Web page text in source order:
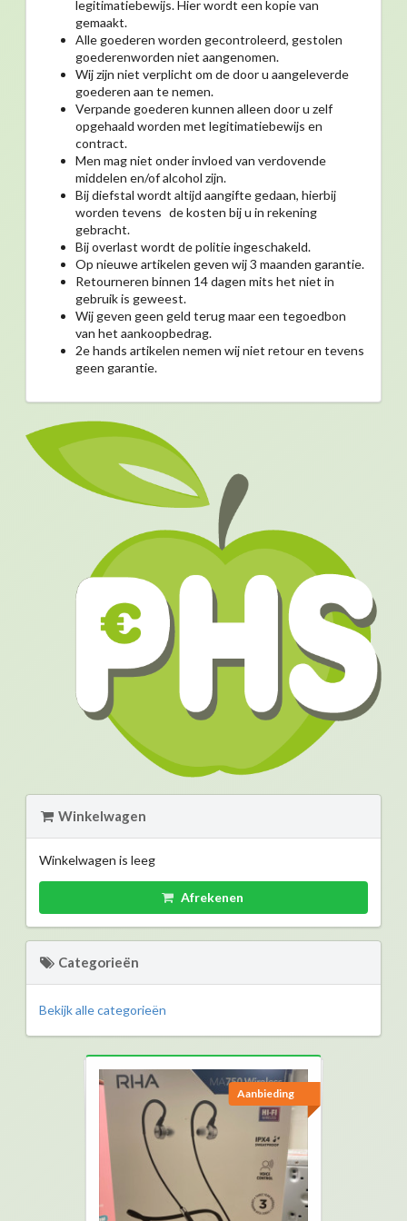
legitimatiebewijs. Hier wordt een kopie van
gemaakt.
Alle goederen worden gecontroleerd, gestolen
goederenworden niet aangenomen.
Wij zijn niet verplicht om de door u aangeleverde
goederen aan te nemen.
Verpande goederen kunnen alleen door u zelf
opgehaald worden met legitimatiebewijs en
contract.
Men mag niet onder invloed van verdovende
middelen en/of alcohol zijn.
Bij diefstal wordt altijd aangifte gedaan, hierbij
worden tevens de kosten bij u in rekening
gebracht.
Bij overlast wordt de politie ingeschakeld.
Op nieuwe artikelen geven wij 3 maanden garantie.
Retourneren binnen 14 dagen mits het niet in
gebruik is geweest.
Wij geven geen geld terug maar een tegoedbon
van het aankoopbedrag.
2e hands artikelen nemen wij niet retour en tevens
geen garantie.
Winkelwagen
Winkelwagen is leeg
Afrekenen
Categorieën
Bekijk alle categorieën
Aanbieding
Aanbieding